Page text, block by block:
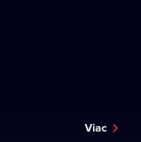
Viac